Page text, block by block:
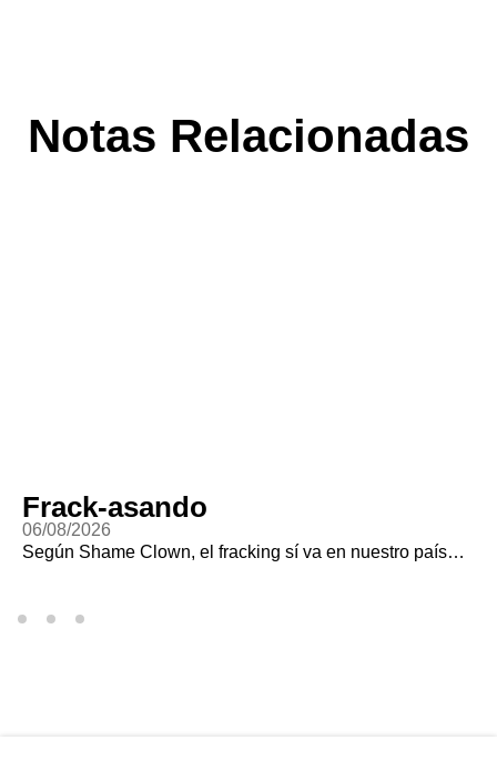
Notas Relacionadas
Frack-asando
06/08/2026
Según Shame Clown, el fracking sí va en nuestro país…